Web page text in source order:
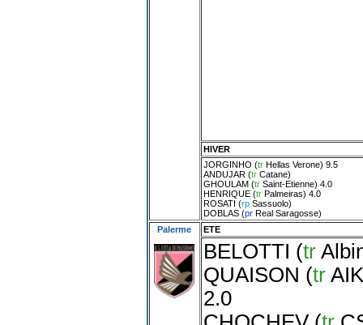
HIVER
JORGINHO (tr Hellas Verone) 9.5
ANDUJAR(tr Catane)
GHOULAM(tr Saint-Etienne) 4.0
HENRIQUE(tr Palmeiras) 4.0
ROSATI (rp Sassuolo)
DOBLAS(pr Real Saragosse)
Palerme
ETE
BELOTTI (tr
QUAISON (tr
2.0